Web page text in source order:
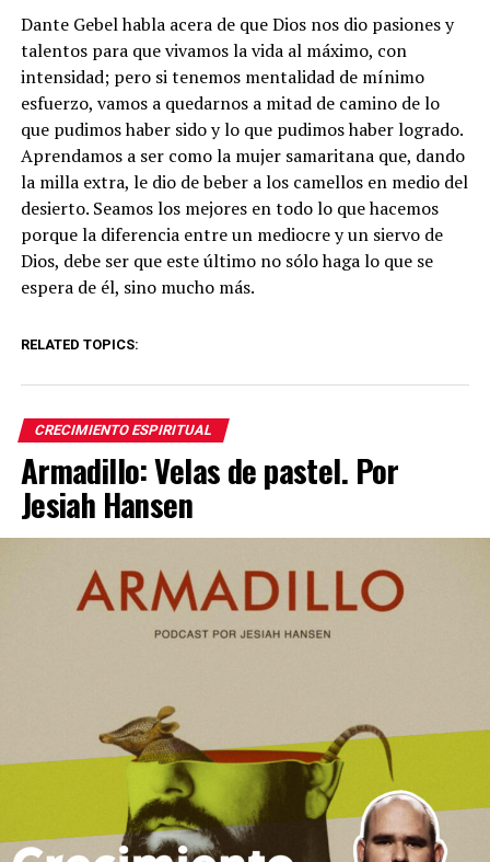
Dante Gebel habla acera de que Dios nos dio pasiones y
talentos para que vivamos la vida al máximo, con
intensidad; pero si tenemos mentalidad de mínimo
esfuerzo, vamos a quedarnos a mitad de camino de lo
que pudimos haber sido y lo que pudimos haber logrado.
Aprendamos a ser como la mujer samaritana que, dando
la milla extra, le dio de beber a los camellos en medio del
desierto. Seamos los mejores en todo lo que hacemos
porque la diferencia entre un mediocre y un siervo de
Dios, debe ser que este último no sólo haga lo que se
espera de él, sino mucho más.
RELATED TOPICS:
CRECIMIENTO ESPIRITUAL
Armadillo: Velas de pastel. Por
Jesiah Hansen